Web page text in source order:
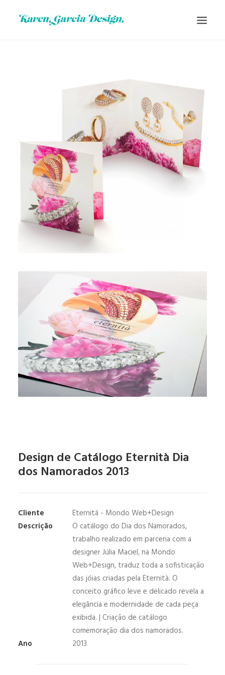
DESIGN DIGITAL
CONTATO
Design de Catálogo Eternità Dia
dos Namorados 2013
Cliente
Eternitá - Mondo Web+Design
Descrição
O catálogo do Dia dos Namorados,
trabalho realizado em parceria com a
designer Júlia Maciel, na Mondo
Web+Design, traduz toda a sofisticação
das jóias criadas pela Eternità. O
conceito gráfico leve e delicado revela a
elegância e modernidade de cada peça
exibida. | Criação de catálogo
comemoração dia dos namorados.
Ano
2013